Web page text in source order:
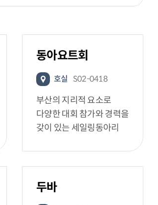
동아요트회
호실 S02-0418
부산의 지리적 요소로
다양한 대회 참가와 경력을
갖이 있는 세일링동아리
두바